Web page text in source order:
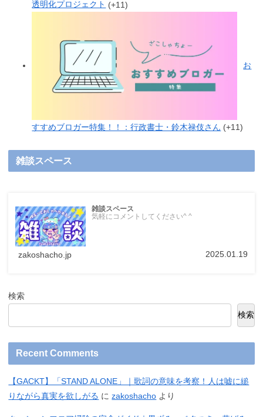
透明化プロジェクト +11
お
すすめブロガー特集！！：行政書士・鈴木禄伎さん +11
雑談スペース
雑談スペース
気軽にコメントしてください^ ^
zakoshacho.jp 2025.01.19
検索
検索
Recent Comments
【GACKT】「STAND ALONE」｜歌詞の意味を考察！人は嘘に縋
りながら真実を欲しがる にzakoshacho より